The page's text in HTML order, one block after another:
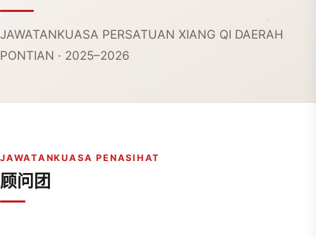
JAWATANKUASA PERSATUAN XIANG QI DAERAH
PONTIAN · 2025–2026
JAWATANKUASA PENASIHAT
顾问团